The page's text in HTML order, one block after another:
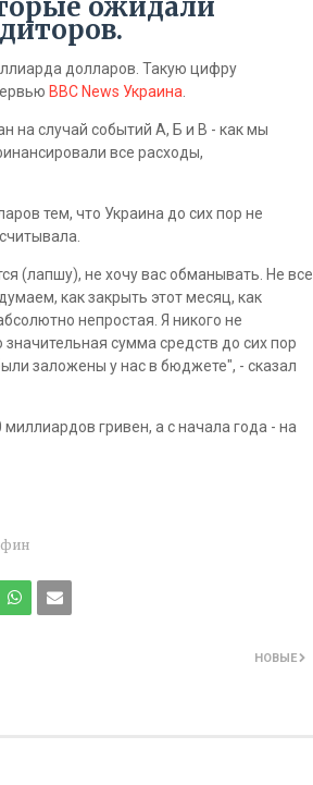
ожидали
долларов. Такую цифру
ВВС News Украина
на случай событий А, Б и В - как мы
все расходы,
тем, что Украина до сих пор не
(лапшу), не хочу вас обманывать. Не все
как закрыть этот месяц, как
непростая. Я никого не
сумма средств до сих пор
заложены у нас в бюджете", - сказал
гривен, а с начала года - на
НОВЫЕ